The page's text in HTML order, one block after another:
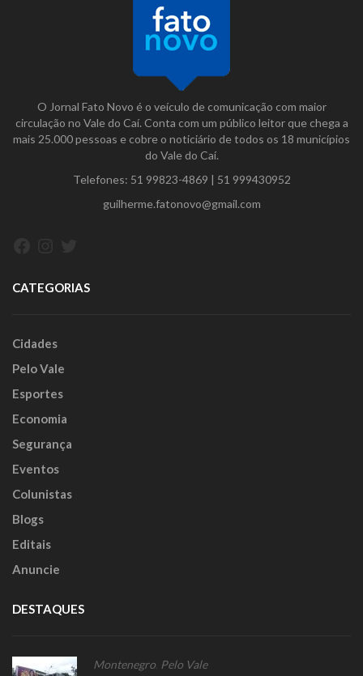
O Jornal Fato Novo é o veículo de comunicação com maior
circulação no Vale do Caí. Conta com um público leitor que chega a
mais 25.000 pessoas e cobre o noticiário de todos os 18 municípios
do Vale do Caí.
Telefones: 51 99823-4869 | 51 999430952
guilherme.fatonovo@gmail.com
CATEGORIAS
Cidades
Pelo Vale
Esportes
Economia
Segurança
Eventos
Colunistas
Blogs
Editais
Anuncie
DESTAQUES
Montenegro Pelo Vale